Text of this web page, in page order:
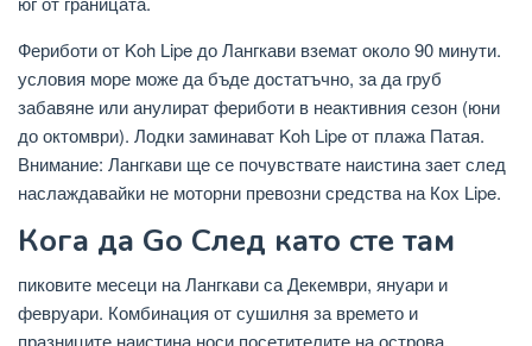
Фериботи от Koh Lipe до Лангкави вземат около 90 минути.
условия море може да бъде достатъчно, за да груб
забавяне или анулират фериботи в неактивния сезон (юни
до октомври). Лодки заминават Koh Lipe от плажа Патая.
Внимание: Лангкави ще се почувствате наистина зает след
наслаждавайки не моторни превозни средства на Кох Lipe.
Кога да Go След като сте там
пиковите месеци на Лангкави са Декември, януари и
февруари. Комбинация от сушилня за времето и
празниците наистина носи посетителите на острова.